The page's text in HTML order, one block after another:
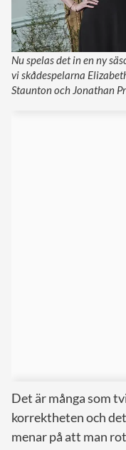
Nu spelas det in en ny
vi skådespelarna
Staunton och Jonathan
Det är många som
korrektheten och
menar på att man